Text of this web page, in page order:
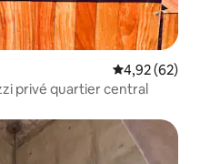
Évaluation
4,92 (62)
privé quartier central